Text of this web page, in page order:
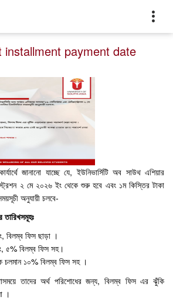
installment payment date
জানানো যাচ্ছে যে, ইউনিভার্সিটি অব সাউথ এশিয়ার
২ মে ২০২৬ ইং থেকে শুরু হবে এবং ১ম কিস্তির টাকা
অনুযায়ী চলবে-
তারিখসমূহঃ
ফিস ছাড়া ।
৫% বিলম্ব ফিস সহ।
চলমান ১০% বিলম্ব ফিস সহ ।
তাদের অর্থ পরিশোধের জন্য, বিলম্ব ফিস এর ঝুঁকি
।